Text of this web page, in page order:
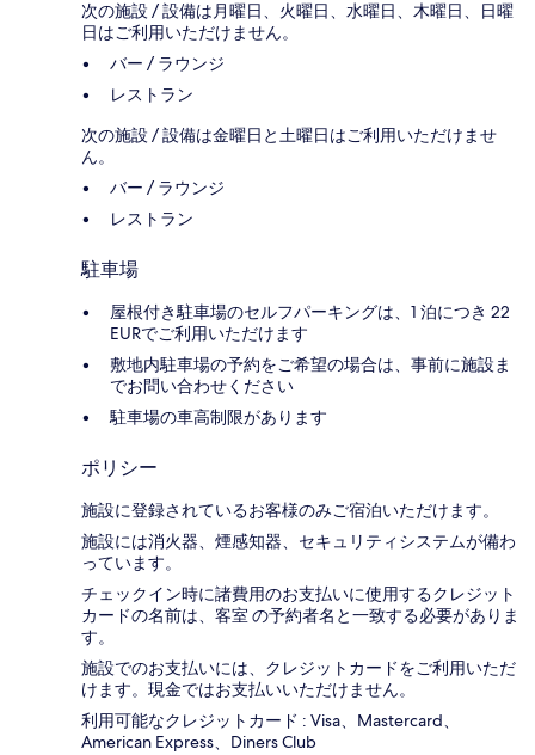
次の施設 / 設備は月曜日、火曜日、水曜日、木曜日、日曜
日はご利用いただけません。
バー / ラウンジ
レストラン
次の施設 / 設備は金曜日と土曜日はご利用いただけませ
ん。
バー / ラウンジ
レストラン
駐車場
屋根付き駐車場のセルフパーキングは、1 泊につき 22
EURでご利用いただけます
敷地内駐車場の予約をご希望の場合は、事前に施設ま
でお問い合わせください
駐車場の車高制限があります
ポリシー
施設に登録されているお客様のみご宿泊いただけます。
施設には消火器、煙感知器、セキュリティシステムが備わ
っています。
チェックイン時に諸費用のお支払いに使用するクレジット
カードの名前は、客室 の予約者名と一致する必要がありま
す。
施設でのお支払いには、クレジットカードをご利用いただ
けます。現金ではお支払いいただけません。
利用可能なクレジットカード : Visa、Mastercard、
American Express、Diners Club